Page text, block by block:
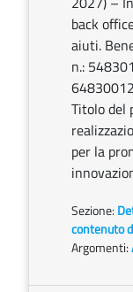
back
aiuti.
n.:
Titolo del
per la
Sezione:
contenuto
Argomenti: